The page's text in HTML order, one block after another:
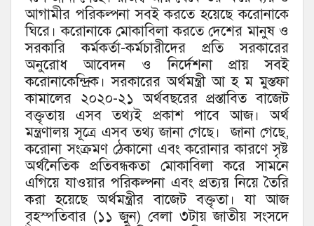
আগামীর পরিকল্পনা সবই করতে হয়েছে করোনাকে
ঘিরে। করোনাকে মোকাবিলা করতে দেশের মানুষ ও
সরকারি কর্মকর্তা-কর্মচারীদের প্রতি সরকারের
অনুরোধ আবেদন ও নির্দেশনা প্রায় সবই
করোনাকেন্দ্রিক। সরকারের অর্থমন্ত্রী আ হ ম মুস্তফা
কামালের ২০২০-২১ অর্থবছরের প্রস্তাবিত বাজেট
বক্তৃতায় এসব তথ্যই প্রকাশ পাবে আজ। অর্থ
মন্ত্রণালয় সূত্রে এসব তথ্য জানা গেছে। জানা গেছে,
করোনা সংক্রমণ ঠেকানো এবং করোনার কারণে সৃষ্ট
অর্থনৈতিক প্রতিবন্ধকতা মোকাবিলা করে সামনে
এগিয়ে যাওয়ার পরিকল্পনা এবং প্রত্যয় নিয়ে তৈরি
করা হয়েছে অর্থমন্ত্রীর বাজেট বক্তৃতা। যা আজ
বৃহস্পতিবার (১১ জুন) বেলা ৩টায় জাতীয় সংসদে